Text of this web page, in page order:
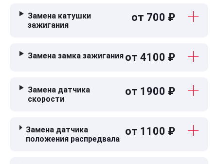
Замена катушки
зажигания
от 700 ₽
Замена замка зажигания от 4100 ₽
Замена датчика
скорости
от 1900 ₽
Замена датчика
положения распредвала
от 1100 ₽